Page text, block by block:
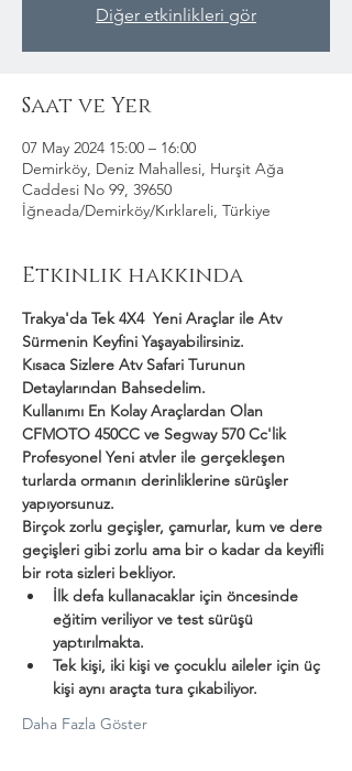
Diğer etkinlikleri gör
Saat ve Yer
07 May 2024 15:00 – 16:00
Demirköy, Deniz Mahallesi, Hurşit Ağa
Caddesi No 99, 39650
İğneada/Demirköy/Kırklareli, Türkiye
Etkinlik hakkında
Trakya'da Tek 4X4  Yeni Araçlar ile Atv
Sürmenin Keyfini Yaşayabilirsiniz.
Kısaca Sizlere Atv Safari Turunun
Detaylarından Bahsedelim.
Kullanımı En Kolay Araçlardan Olan
CFMOTO 450CC ve Segway 570 Cc'lik
Profesyonel Yeni atvler ile gerçekleşen
turlarda ormanın derinliklerine sürüşler
yapıyorsunuz.
Birçok zorlu geçişler, çamurlar, kum ve dere
geçişleri gibi zorlu ama bir o kadar da keyifli
bir rota sizleri bekliyor.
İlk defa kullanacaklar için öncesinde
eğitim veriliyor ve test sürüşü
yaptırılmakta.
Tek kişi, iki kişi ve çocuklu aileler için üç
kişi aynı araçta tura çıkabiliyor.
Daha Fazla Göster